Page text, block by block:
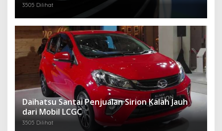
3505 Dilihat
Daihatsu Santai Penjualan Sirion Kalah Jauh
dari Mobil LCGC
3505 Dilihat